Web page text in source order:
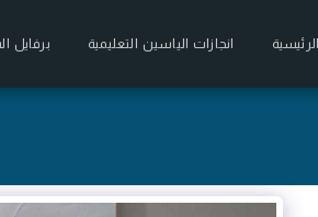
انجازات الياسين التعليمية برفايل